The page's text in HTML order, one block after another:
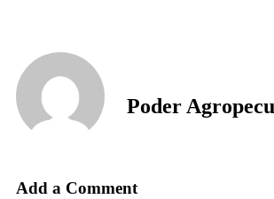
Poder
Add a Comment